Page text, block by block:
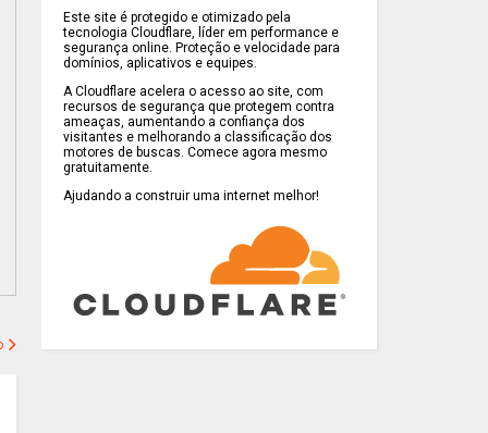
Este site é protegido e otimizado pela
tecnologia Cloudflare, líder em performance e
segurança online. Proteção e velocidade para
domínios, aplicativos e equipes.
A Cloudflare acelera o acesso ao site, com
recursos de segurança que protegem contra
ameaças, aumentando a confiança dos
visitantes e melhorando a classificação dos
motores de buscas. Comece agora mesmo
gratuitamente.
Ajudando a construir uma internet melhor!